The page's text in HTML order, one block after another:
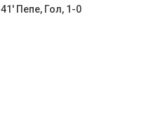
41' Пепе, Гол, 1-0